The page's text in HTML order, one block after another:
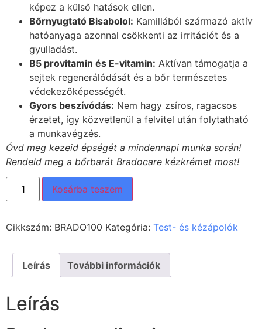
képez a külső hatások ellen.
Bőrnyugtató Bisabolol: Kamillából származó aktív
hatóanyaga azonnal csökkenti az irritációt és a
gyulladást.
B5 provitamin és E-vitamin: Aktívan támogatja a
sejtek regenerálódását és a bőr természetes
védekezőképességét.
Gyors beszívódás: Nem hagy zsíros, ragacsos
érzetet, így közvetlenül a felvitel után folytatható
a munkavégzés.
Óvd meg kezeid épségét a mindennapi munka során!
Rendeld meg a bőrbarát Bradocare kézkrémet most!
Kosárba teszem
Cikkszám: BRADO100 Kategória: Test- és kézápolók
Leírás További információk
Leírás